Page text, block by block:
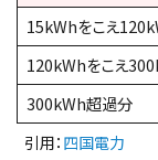
15kWhをこえ
120kWhをこえ
300kWh超過分
引用： 四国電力